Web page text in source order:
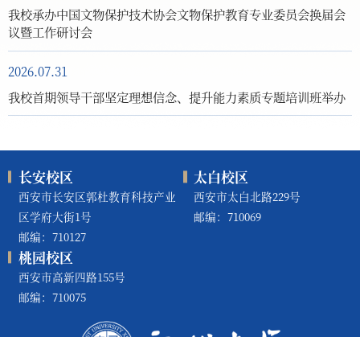
我校承办中国文物保护技术协会文物保护教育专业委员会换届会
议暨工作研讨会
2026.07.31
我校首期领导干部坚定理想信念、提升能力素质专题培训班举办
长安校区
西安市长安区郭杜教育科技产业
区学府大街1号
邮编：710127
太白校区
西安市太白北路229号
邮编：710069
桃园校区
西安市高新四路155号
邮编：710075